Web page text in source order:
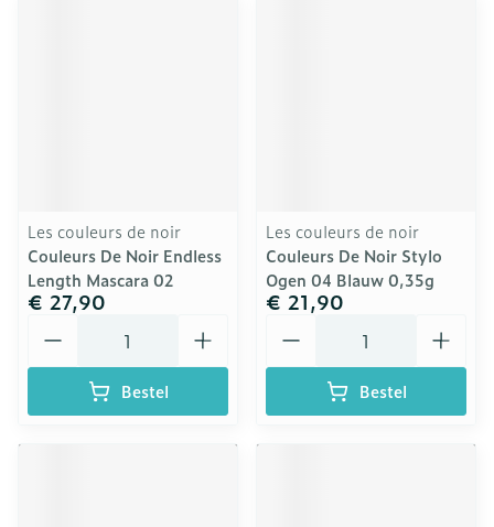
Les couleurs de noir
Couleurs De Noir Endless
Length Mascara 02
€ 27,90
Bestel
Les couleurs de noir
Couleurs De Noir Stylo
Ogen 04 Blauw 0,35g
€ 21,90
Bestel